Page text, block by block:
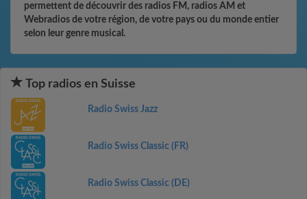
permettent de découvrir des radios FM, radios AM et
Webradios de votre région, de votre pays ou du monde entier
selon leur genre musical.
Top radios en Suisse
Radio Swiss Jazz
Radio Swiss Classic (FR)
Radio Swiss Classic (DE)